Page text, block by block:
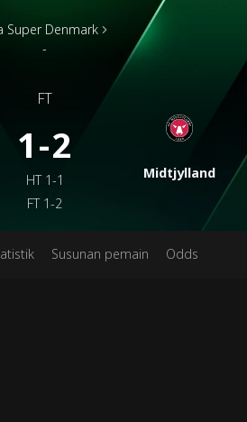
Super Denmark
-
FT
1-2
HT 1-1
FT 1-2
Midtjylland
Susunan pemain Odds